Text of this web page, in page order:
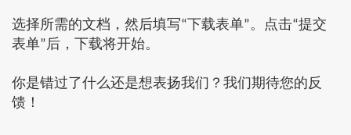
选择所需的文档，然后填写“下载表单”。点击“提交
表单”后，下载将开始。
你是错过了什么还是想表扬我们？我们期待您的反
馈！